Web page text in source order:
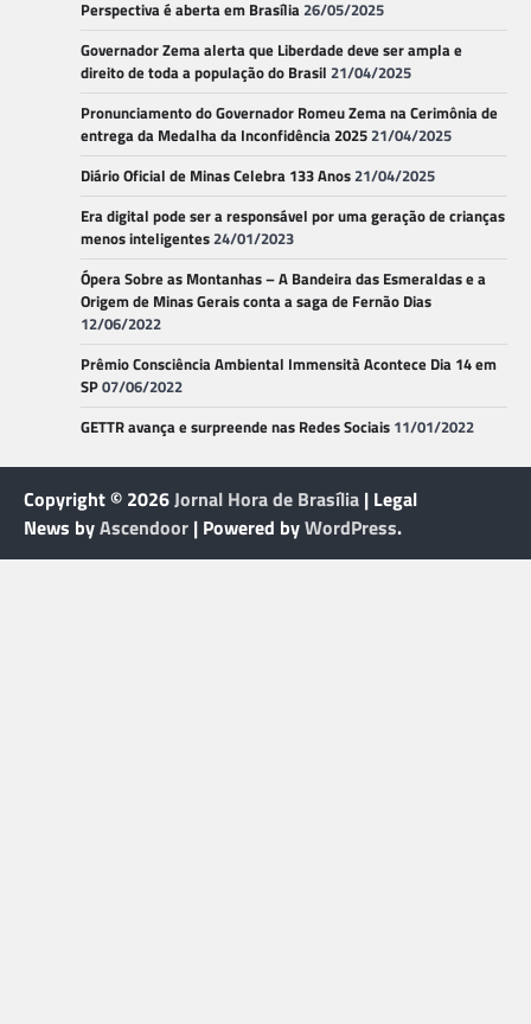
Perspectiva é aberta em Brasília26/05/2025
Governador Zema alerta que Liberdade deve ser ampla e
direito de toda a população do Brasil 21/04/2025
Pronunciamento do Governador Romeu Zema na Cerimônia de
entrega da Medalha da Inconfidência 202521/04/2025
Diário Oficial de Minas Celebra 133 Anos21/04/2025
Era digital pode ser a responsável por uma geração de crianças
menos inteligentes24/01/2023
Ópera Sobre as Montanhas – A Bandeira das Esmeraldas e a
Origem de Minas Gerais conta a saga de Fernão Dias
12/06/2022
Prêmio Consciência Ambiental Immensità Acontece Dia 14 em
SP07/06/2022
GETTR avança e surpreende nas Redes Sociais 11/01/2022
Copyright © 2026Jornal Hora de Brasília | Legal
News byAscendoor | Powered byWordPress.